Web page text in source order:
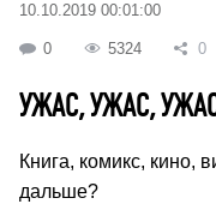
10.10.2019 00:01:00
0 5324 0
УЖАС, УЖАС,
Книга, комикс, кино,
дальше?